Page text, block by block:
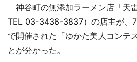
神谷町の無添加ラーメン店「天
TEL 03-3436-3837）の店主が、
で開催された「ゆかた美人コンテ
とが分かった。